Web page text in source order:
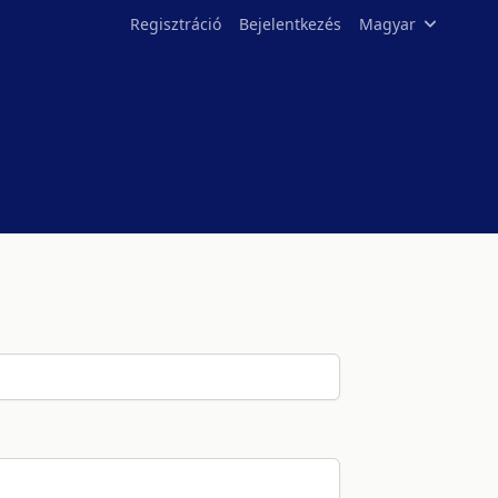
Regisztráció Bejelentkezés Magyar